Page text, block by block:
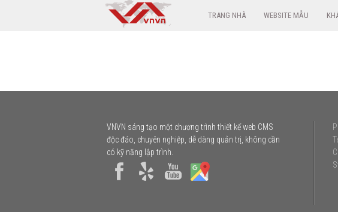
TRANG NHÀ WEBSITE MẪU
VNVN sáng tạo một chương trình thiết kế web CMS
độc đáo, chuyên nghiệp, dễ dàng quản trị, không cần
có kỹ năng lập trình.